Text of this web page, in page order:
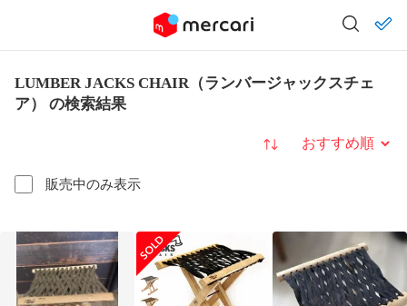
LUMBER JACKS CHAIR（ランバージャックスチェ
ア） の検索結果
販売中のみ表示
並び替え